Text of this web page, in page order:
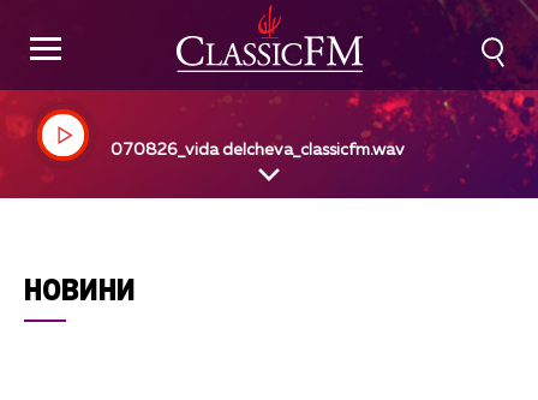
070826_vida delcheva_classicfm.wav
НОВИНИ